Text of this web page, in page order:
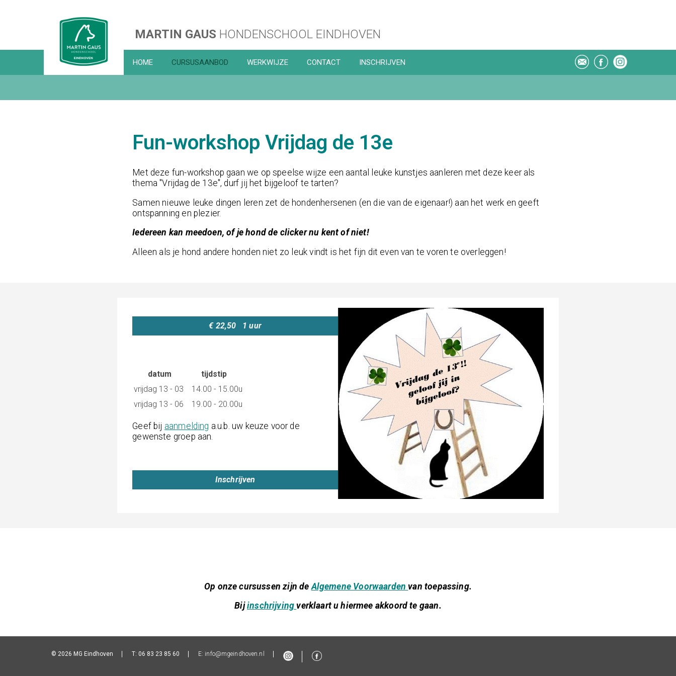
MARTIN GAUS HONDENSCHOOL EINDHOVEN
HOME CURSUSAANBOD WERKWIJZE CONTACT INSCHRIJVEN
Fun-workshop Vrijdag de 13e
Met deze fun-workshop gaan we op speelse wijze een aantal leuke kunstjes aanleren met deze keer als
thema "Vrijdag de 13e", durf jij het bijgeloof te tarten?
Samen nieuwe leuke dingen leren zet de hondenhersenen (en die van de eigenaar!) aan het werk en geeft
ontspanning en plezier.
Iedereen kan meedoen, of je hond de clicker nu kent of niet!
Alleen als je hond andere honden niet zo leuk vindt is het fijn dit even van te voren te overleggen!
€ 22,50 1 uur
datum
tijdstip
vrijdag 13 - 03
14.00 - 15.00u
vrijdag 13 - 06 19.00 - 20.00u
Geef bij aanmelding a.u.b. uw keuze voor de
gewenste groep aan.
Inschrijven
Op onze cursussen zijn deAlgemene Voorwaardenvan toepassing.
Bijinschrijvingverklaart u hiermee akkoord te gaan.
© 2026 MG Eindhoven T: 06 83 23 85 60 E: info@mgeindhoven.nl